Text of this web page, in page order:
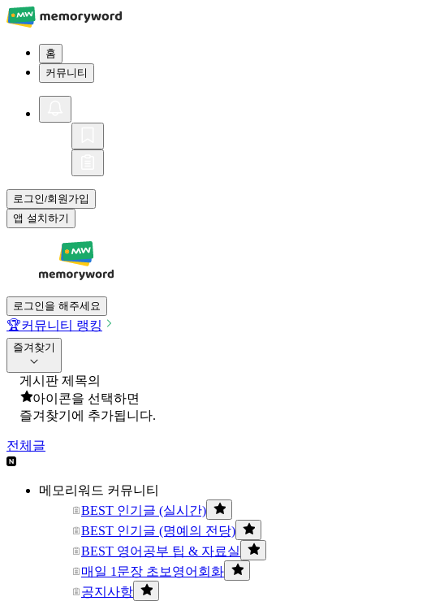
홈
커뮤니티
로그인/회원가입
앱 설치하기
로그인을 해주세요
🏆커뮤니티 랭킹
즐겨찾기
게시판 제목의
아이콘을 선택하면
즐겨찾기에 추가됩니다.
전체글
메모리워드 커뮤니티
BEST 인기글 (실시간)
BEST 인기글 (명예의 전당)
BEST 영어공부 팁 & 자료실
매일 1문장 초보영어회화
공지사항